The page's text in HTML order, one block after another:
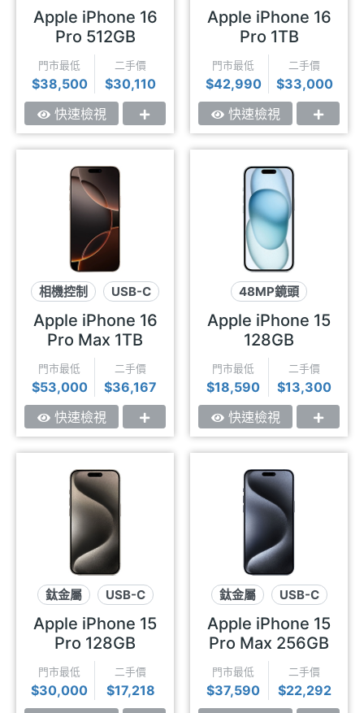
USB-C
Apple iPhone 16
Pro 512GB
門市最低
$38,500
二手價
$30,110
快速檢視
USB-C
Apple iPhone 16
Pro 1TB
門市最低
$42,990
二手價
$33,000
快速檢視
相機控制
USB-C
鈦金屬
Apple iPhone 16
Pro Max 1TB
門市最低
$53,000
二手價
$36,167
快速檢視
48MP鏡頭
USB-C
動態島
Apple iPhone 15
128GB
門市最低
$18,590
二手價
$13,300
快速檢視
鈦金屬
USB-C
動態島
Apple iPhone 15
Pro 128GB
門市最低
$30,000
二手價
$17,218
鈦金屬
USB-C
動態島
Apple iPhone 15
Pro Max 256GB
門市最低
$37,590
二手價
$22,292